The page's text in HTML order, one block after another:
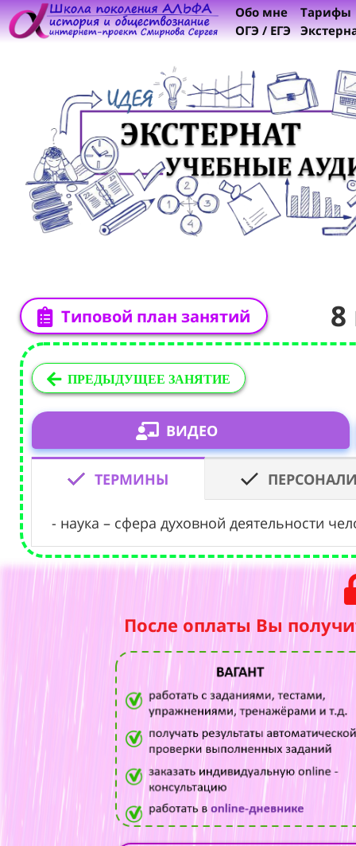
Обо мне
ОГЭ / ЕГЭ
Тарифы
Типовой план занятий 8
ПРЕДЫДУЩЕЕ ЗАНЯТИЕ
ВИДЕО
ТЕРМИНЫ
- наука – сфера духовной деятельности
После оплаты Вы